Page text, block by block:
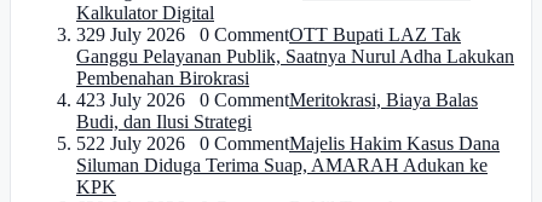
Kalkulator Digital
329 July 2026 0 CommentOTT Bupati LAZ Tak
Ganggu Pelayanan Publik, Saatnya Nurul Adha Lakukan
Pembenahan Birokrasi
423 July 2026 0 CommentMeritokrasi, Biaya Balas
Budi, dan Ilusi Strategi
522 July 2026 0 CommentMajelis Hakim Kasus Dana
Siluman Diduga Terima Suap, AMARAH Adukan ke
KPK